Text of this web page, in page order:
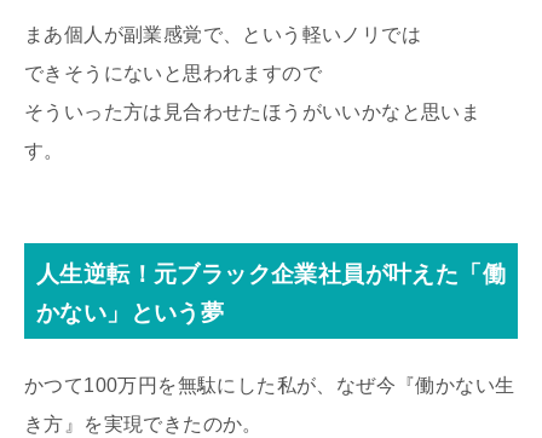
まあ個人が副業感覚で、という軽いノリでは
できそうにないと思われますので
そういった方は見合わせたほうがいいかなと思いま
す。
人生逆転！元ブラック企業社員が叶えた「働
かない」という夢
かつて100万円を無駄にした私が、なぜ今『働かない生
き方』を実現できたのか。